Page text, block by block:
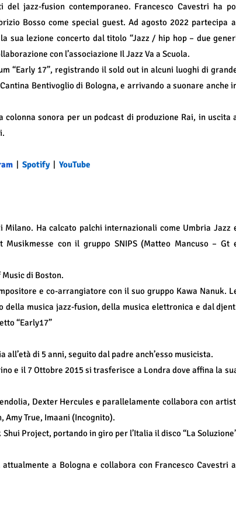
del jazz-fusion contemporaneo. Francesco Cavestri ha
Bosso come special guest. Ad agosto 2022 partecipa
sua lezione concerto dal titolo “Jazz / hip hop – due
con l’associazione Il Jazz Va a Scuola.
“Early 17”, registrando il sold out in alcuni luoghi di
Bentivoglio di Bologna, e arrivando a suonare anche
sonora per un podcast di produzione Rai, in uscita
| Spotify| YouTube
Ha calcato palchi internazionali come Umbria Jazz
con il gruppo SNIPS (Matteo Mancuso – Gt
di Boston.
e co-arrangiatore con il suo gruppo Kawa Nanuk.
musica jazz-fusion, della musica elettronica e dal
“Early17”
di 5 anni, seguito dal padre anch’esso musicista.
e il 7 Ottobre 2015 si trasferisce a Londra dove affina la
Dexter Hercules e parallelamente collabora con
Amy True, Imaani (Incognito).
Project, portando in giro per l’Italia il disco “La
a Bologna e collabora con Francesco Cavestri